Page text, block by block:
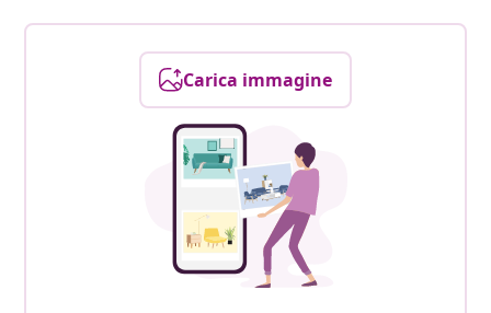
Carica immagine